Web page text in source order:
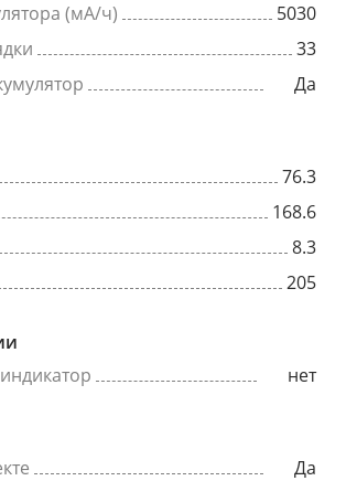
(мА/ч)
5030
33
Да
76.3
168.6
8.3
205
нет
Да